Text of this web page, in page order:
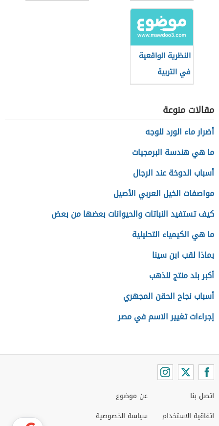
الحساب
التطبيقية
النظرية الواقعية
في التربية
مقالات منوعة
أضرار ماء الورد للوجه
ما هي هندسة البرمجيات
أسباب الدوخة عند الرجال
مواصفات الخيل العربي الأصيل
كيف تستفيد النباتات والحيوانات بعضها من بعض
ما هي الكيمياء التحليلية
بماذا لقب ابن سينا
أكبر بلد منتج للذهب
أسباب نجاح الحقن المجهري
إجراءات تغيير الاسم في مصر
اتصل بنا
اتفاقية الاستخدام
عن موضوع
سياسة الخصوصية